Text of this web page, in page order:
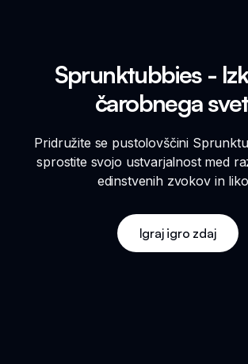
Sprunktubbies -
čarobnega
Pridružite se pustolovščini
sprostite svojo ustvarjalnost med
edinstvenih zvokov in
Igraj igro zdaj